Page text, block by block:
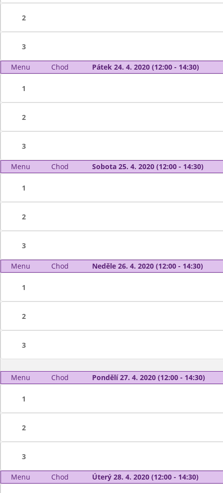
2
3
Menu Chod Pátek 24. 4. 2020 (12:00 - 14:30)
1
2
3
Menu Chod Sobota 25. 4. 2020 (12:00 - 14:30)
1
2
3
Menu Chod Neděle 26. 4. 2020 (12:00 - 14:30)
1
2
3
Menu Chod Pondělí 27. 4. 2020 (12:00 - 14:30)
1
2
3
Menu Chod Úterý 28. 4. 2020 (12:00 - 14:30)